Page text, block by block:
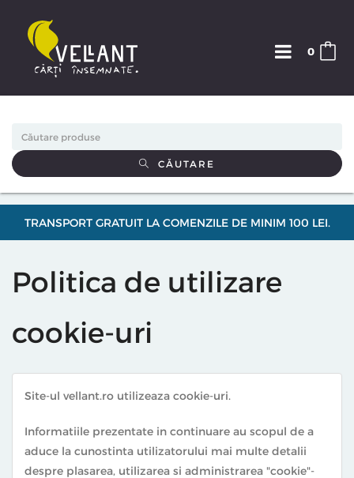
0
CĂUTARE
TRANSPORT GRATUIT LA COMENZILE DE MINIM 100 LEI.
Politica de utilizare
cookie-uri
Site-ul vellant.ro utilizeaza cookie-uri.
Informatiile prezentate in continuare au scopul de a
aduce la cunostinta utilizatorului mai multe detalii
despre plasarea, utilizarea si administrarea "cookie"-